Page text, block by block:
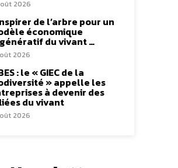
2026
de l’arbre pour un
économique
du vivant …
2026
: le « GIEC de la
» appelle les
à devenir des
du vivant
2026